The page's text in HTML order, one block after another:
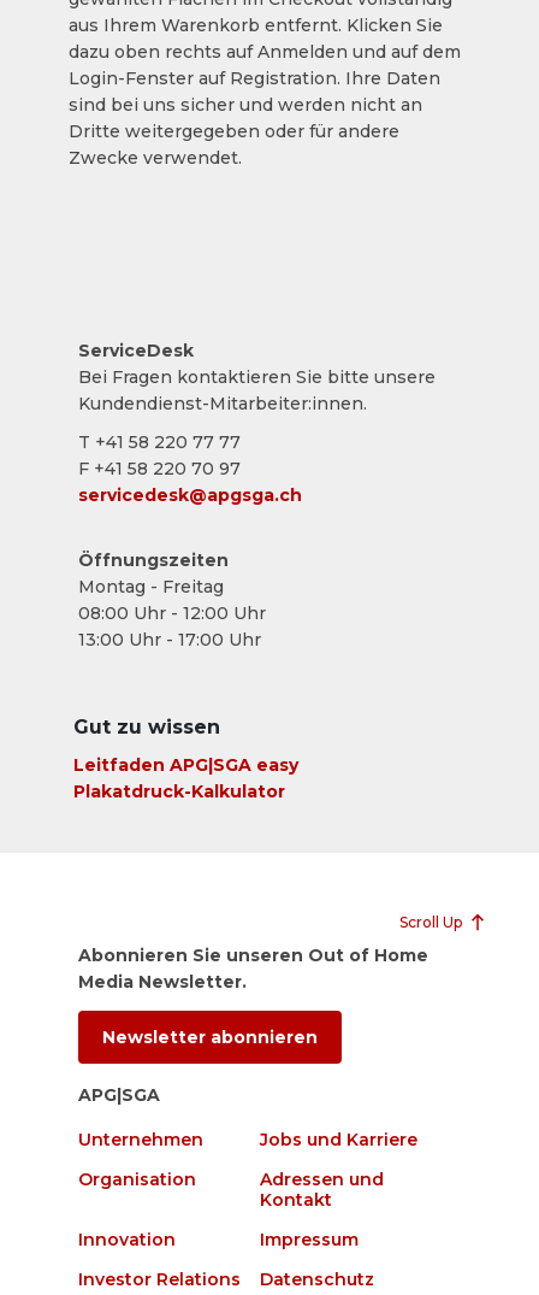
aus Ihrem Warenkorb entfernt. Klicken Sie
dazu oben rechts auf Anmelden und auf dem
Login-Fenster auf Registration. Ihre Daten
sind bei uns sicher und werden nicht an
Dritte weitergegeben oder für andere
Zwecke verwendet.
ServiceDesk
Bei Fragen kontaktieren Sie bitte unsere
Kundendienst-Mitarbeiter:innen.
T +41 58 220 77 77
F +41 58 220 70 97
servicedesk@apgsga.ch
Öffnungszeiten
Montag - Freitag
08:00 Uhr - 12:00 Uhr
13:00 Uhr - 17:00 Uhr
Gut zu wissen
Leitfaden APG|SGA easy
Plakatdruck-Kalkulator
Scroll Up
Abonnieren Sie unseren Out of Home
Media Newsletter.
Newsletter abonnieren
APG|SGA
Unternehmen
Jobs und Karriere
Organisation
Adressen und
Kontakt
Innovation
Impressum
Investor Relations
Datenschutz